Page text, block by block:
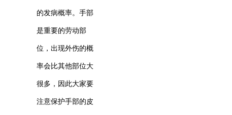
的发病概率。手部
是重要的劳动部
位，出现外伤的概
率会比其他部位大
很多，因此大家要
注意保护手部的皮